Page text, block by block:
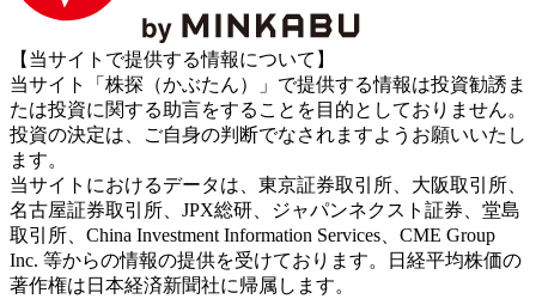
【当サイトで提供する情報について】
当サイト「株探（かぶたん）」で提供する情報は投資勧誘ま
たは投資に関する助言をすることを目的としておりません。
投資の決定は、ご自身の判断でなされますようお願いいたし
ます。
当サイトにおけるデータは、東京証券取引所、大阪取引所、
名古屋証券取引所、JPX総研、ジャパンネクスト証券、堂島
取引所、China Investment Information Services、CME Group
Inc. 等からの情報の提供を受けております。日経平均株価の
著作権は日本経済新聞社に帰属します。